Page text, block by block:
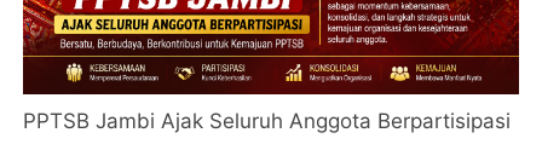
PPTSB Jambi Ajak Seluruh Anggota Berpartisipasi